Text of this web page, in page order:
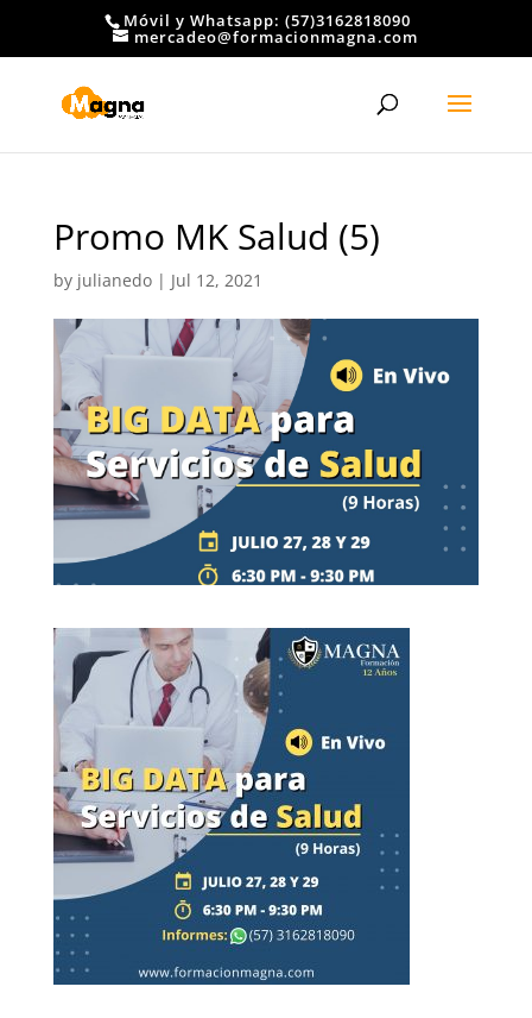
Móvil y Whatsapp: (57)3162818090
mercadeo@formacionmagna.com
Promo MK Salud (5)
by julianedo| Jul 12, 2021